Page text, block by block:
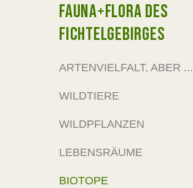
FAUNA+FLORA DES
FICHTELGEBIRGES
ARTENVIELFALT, ABER ...
WILDTIERE
WILDPFLANZEN
LEBENSRÄUME
BIOTOPE